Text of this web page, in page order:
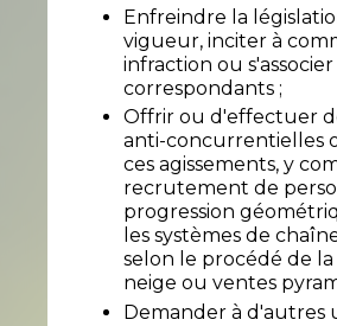
Enfreindre la
vigueur, inciter à
infraction ou
correspondants ;
Offrir ou d'effectuer
anti-concurrentielles
ces agissements, y
recrutement de
progression
les systèmes de
selon le procédé de
neige ou ventes
Demander à d'autres